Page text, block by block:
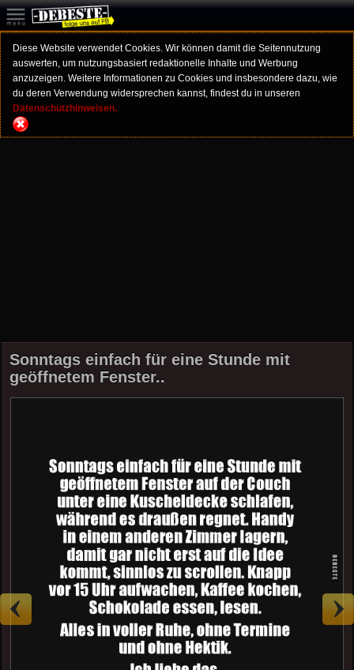
Diese Website verwendet Cookies. Wir können damit die Seitennutzung
auswerten, um nutzungsbasiert redaktionelle Inhalte und Werbung
anzuzeigen. Weitere Informationen zu Cookies und insbesondere dazu, wie
du deren Verwendung widersprechen kannst, findest du in unseren
Datenschutzhinweisen.
Sonntags einfach für eine Stunde mit
geöffnetem Fenster..